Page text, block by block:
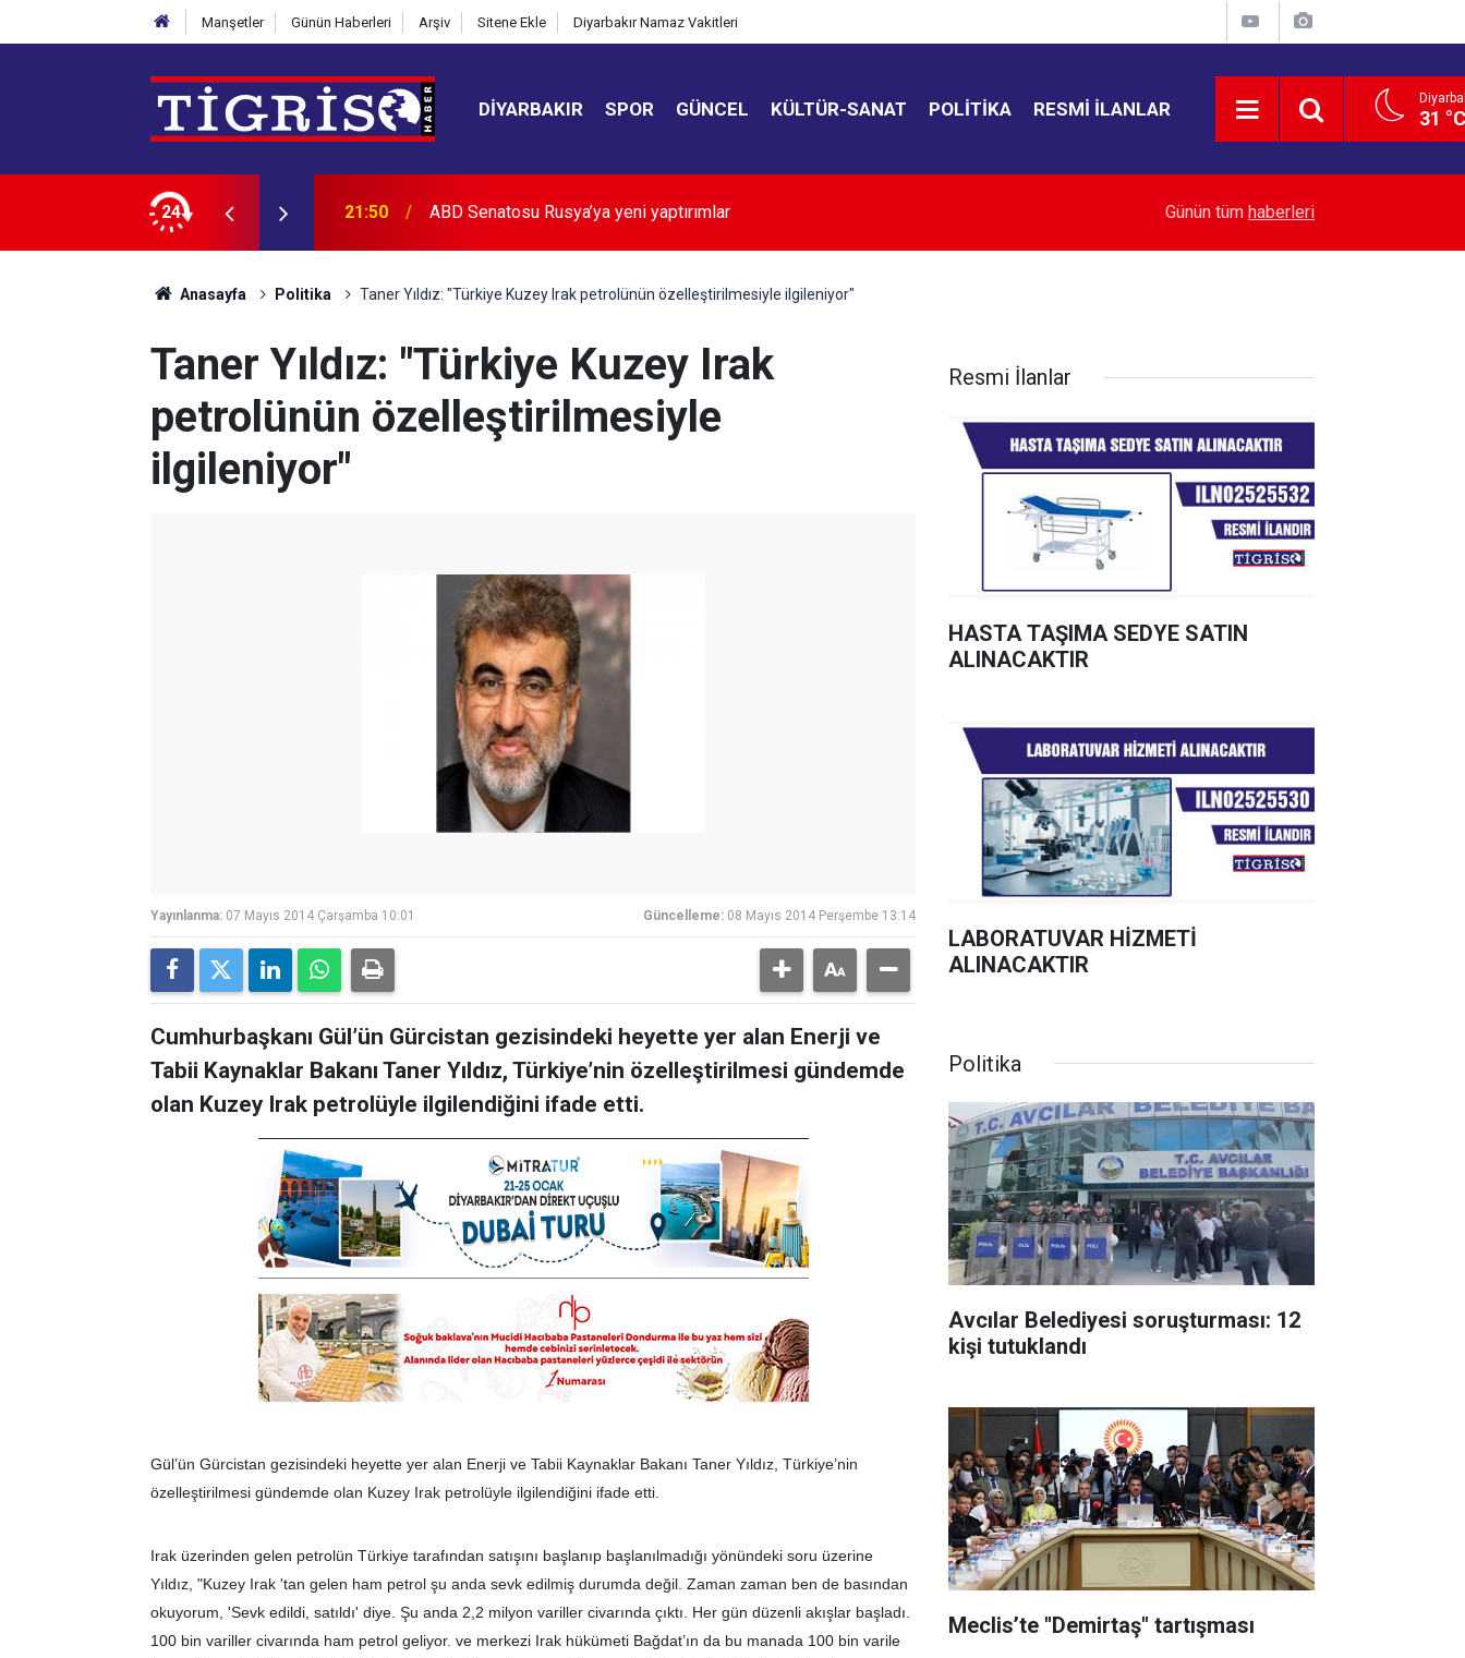
Manşetler Günün Haberleri Arşiv Sitene Ekle Diyarbakır Namaz Vakitleri
DIYARBAKIR SPOR GÜNCEL KÜLTÜR-SANAT POLITIKA RESMI İLANLAR 31
24 21:18 Meclis’te "Demirtaş" tartışması Diyarbakır Körhat Mahallesi’nde çocuk şenliği
Günün tüm haberleri
Anasayfa Politika Taner Yıldız: "Türkiye Kuzey Irak petrolünün özelleştirilmesiyle ilgileniyor"
Taner Yıldız: "Türkiye Kuzey Irak
petrolünün özelleştirilmesiyle
ilgileniyor"
Yayınlanma: 07 Mayıs 2014 Çarşamba 10:01 Güncelleme: 08 Mayıs 2014 Perşembe 13:14
Cumhurbaşkanı Gül’ün Gürcistan gezisindeki heyette yer alan Enerji ve
Tabii Kaynaklar Bakanı Taner Yıldız, Türkiye’nin özelleştirilmesi gündemde
olan Kuzey Irak petrolüyle ilgilendiğini ifade etti.
Gül’ün Gürcistan gezisindeki heyette yer alan Enerji ve Tabii Kaynaklar Bakanı Taner Yıldız, Türkiye’nin
özelleştirilmesi gündemde olan Kuzey Irak petrolüyle ilgilendiğini ifade etti.
Irak üzerinden gelen petrolün Türkiye tarafından satışını başlanıp başlanılmadığı yönündeki soru üzerine
Yıldız, "Kuzey Irak 'tan gelen ham petrol şu anda sevk edilmiş durumda değil. Zaman zaman ben de basından
okuyorum, 'Sevk edildi, satıldı' diye. Şu anda 2,2 milyon variller civarında çıktı. Her gün düzenli akışlar başladı.
100 bin variller civarında ham petrol geliyor. ve merkezi Irak hükümeti Bağdat’ın da bu manada 100 bin varile
Resmi İlanlar
HASTA TAŞIMA SEDYE SATIN
ALINACAKTIR
LABORATUVAR HİZMETİ
ALINACAKTIR
Politika
Avcılar Belediyesi soruşturması: 12
kişi tutuklandı
Meclis’te "Demirtaş" tartışması